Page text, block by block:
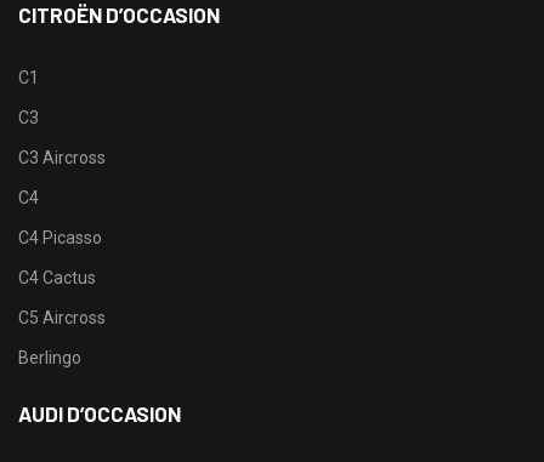
CITROËN D’OCCASION
C1
C3
C3 Aircross
C4
C4 Picasso
C4 Cactus
C5 Aircross
Berlingo
AUDI D’OCCASION